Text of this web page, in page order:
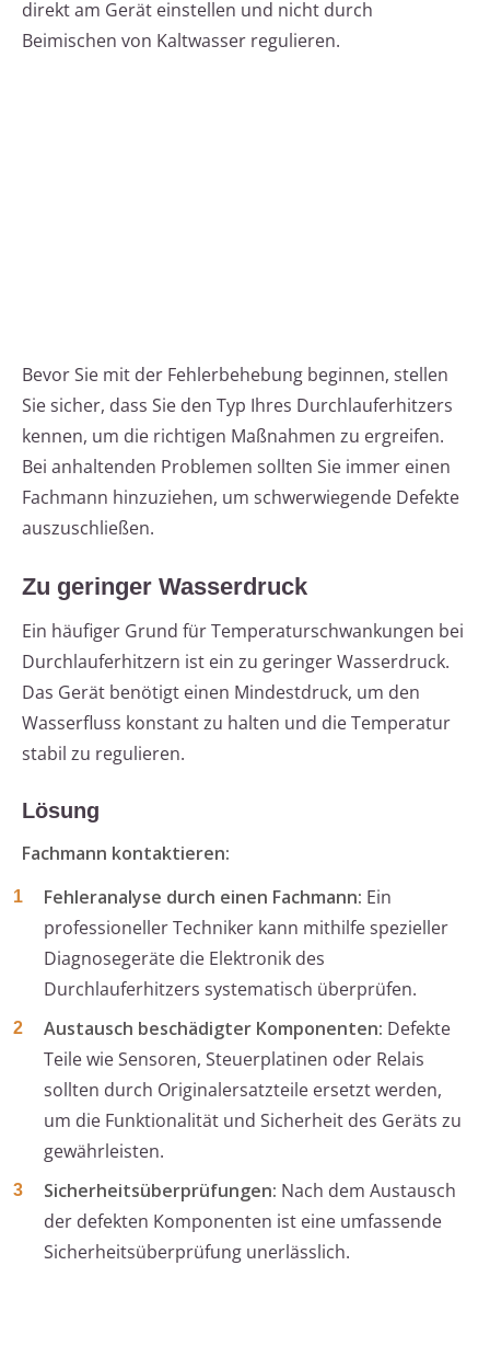
direkt am Gerät einstellen und nicht durch
Beimischen von Kaltwasser regulieren.
Bevor Sie mit der Fehlerbehebung beginnen, stellen
Sie sicher, dass Sie den Typ Ihres Durchlauferhitzers
kennen, um die richtigen Maßnahmen zu ergreifen.
Bei anhaltenden Problemen sollten Sie immer einen
Fachmann hinzuziehen, um schwerwiegende Defekte
auszuschließen.
Zu geringer Wasserdruck
Ein häufiger Grund für Temperaturschwankungen bei
Durchlauferhitzern ist ein zu geringer Wasserdruck.
Das Gerät benötigt einen Mindestdruck, um den
Wasserfluss konstant zu halten und die Temperatur
stabil zu regulieren.
Lösung
Fachmann kontaktieren:
Fehleranalyse durch einen Fachmann: Ein
professioneller Techniker kann mithilfe spezieller
Diagnosegeräte die Elektronik des
Durchlauferhitzers systematisch überprüfen.
Austausch beschädigter Komponenten: Defekte
Teile wie Sensoren, Steuerplatinen oder Relais
sollten durch Originalersatzteile ersetzt werden,
um die Funktionalität und Sicherheit des Geräts zu
gewährleisten.
Sicherheitsüberprüfungen: Nach dem Austausch
der defekten Komponenten ist eine umfassende
Sicherheitsüberprüfung unerlässlich.